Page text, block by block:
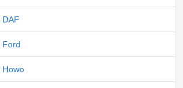
DAF
Ford
Howo